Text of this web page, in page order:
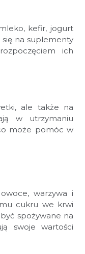
kefir, jogurt
na suplementy
ich
ale także na
w utrzymaniu
może pomóc w
warzywa i
cukru we krwi
spożywane na
swoje wartości